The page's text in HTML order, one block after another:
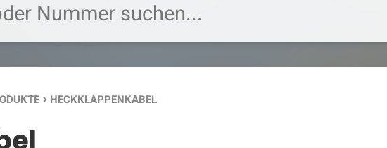
keyboard_arrow_right HECKKLAPPENKABEL